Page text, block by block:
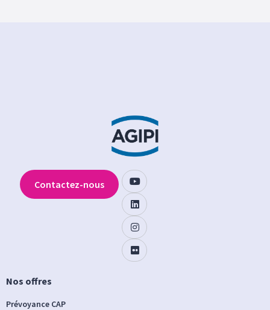
Nos offres
Prévoyance CAP
Contactez-nous